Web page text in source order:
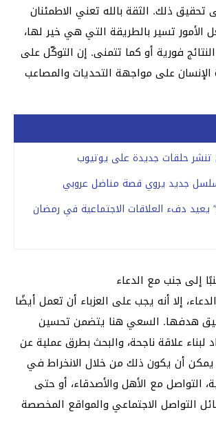
ذلك. الثقة بالله تعني الاطمئنان
الأمور تسير بالطريقة التي هي خير لها،
فورية أو كما تتمنى. إن التوكّل على
الإنسان على مواجهة التحديات والمصاعب
تنشر حلقات جديدة على يوتيوب
جديد يروي قصة مناضل عروبي
يعيد دفء العلاقات الاجتماعية في رمضان
إلى جنب مع الدعاء
إلا أنه يجب على العزباء أن تعمل أيضًا
هدفها. السعي هنا يتضمن تحسين
لبناء علاقة ناجحة، والبحث بطرق عملية عن
أن يكون ذلك من خلال الانخراط في
التواصل مع الأهل والأصدقاء، أو حتى
التواصل الاجتماعي والمواقع المخصصة